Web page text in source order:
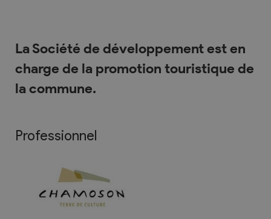
La Société de développement est en
charge de la promotion touristique de
la commune.
Professionnel